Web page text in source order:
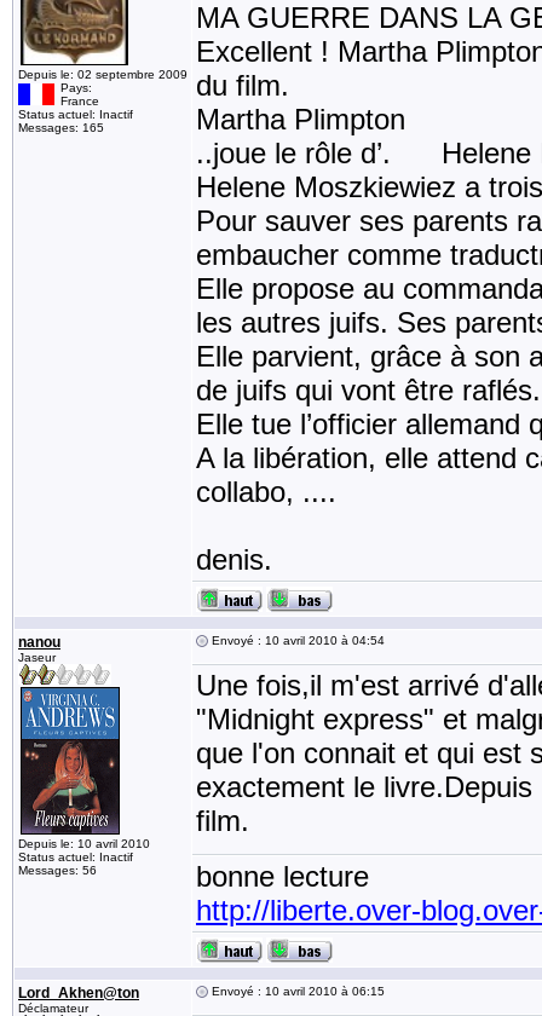
Depuis le: 02 septembre 2009
Pays:
France
Status actuel: Inactif
Messages: 165
MA GUERRE DANS LA
Excellent ! Martha
du film.
Martha Plimpton
..joue le rôle d’. Helene
Helene Moszkiewiez a
Pour sauver ses parents
embaucher comme
Elle propose au
les autres juifs. Ses
Elle parvient, grâce à son
de juifs qui vont être raflés.
Elle tue l’officier allemand
A la libération, elle attend
collabo, ....
denis.
nanou
Jaseur
Depuis le: 10 avril 2010
Status actuel: Inactif
Messages: 56
Envoyé : 10 avril 2010 à 04:54
Une fois,il m'est arrivé
"Midnight express" et
que l'on connait et qui est
exactement le
film.
bonne lecture
http://liberte.over-
Lord_Akhen@ton
Déclamateur
Envoyé : 10 avril 2010 à 06:15